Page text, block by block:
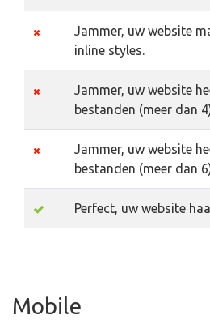
Jammer, uw website
inline styles.
Jammer, uw website
bestanden (meer dan
Jammer, uw website
bestanden (meer dan
Perfect, uw website
Mobile